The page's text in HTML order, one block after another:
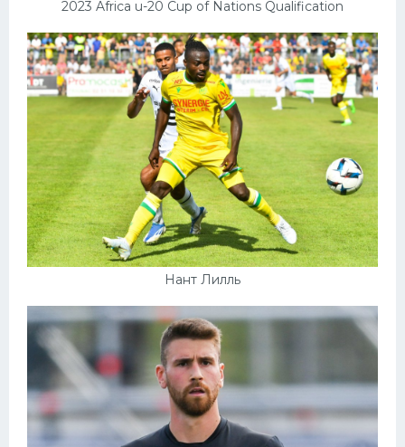
2023 Africa u-20 Cup of Nations Qualification
Нант Лилль